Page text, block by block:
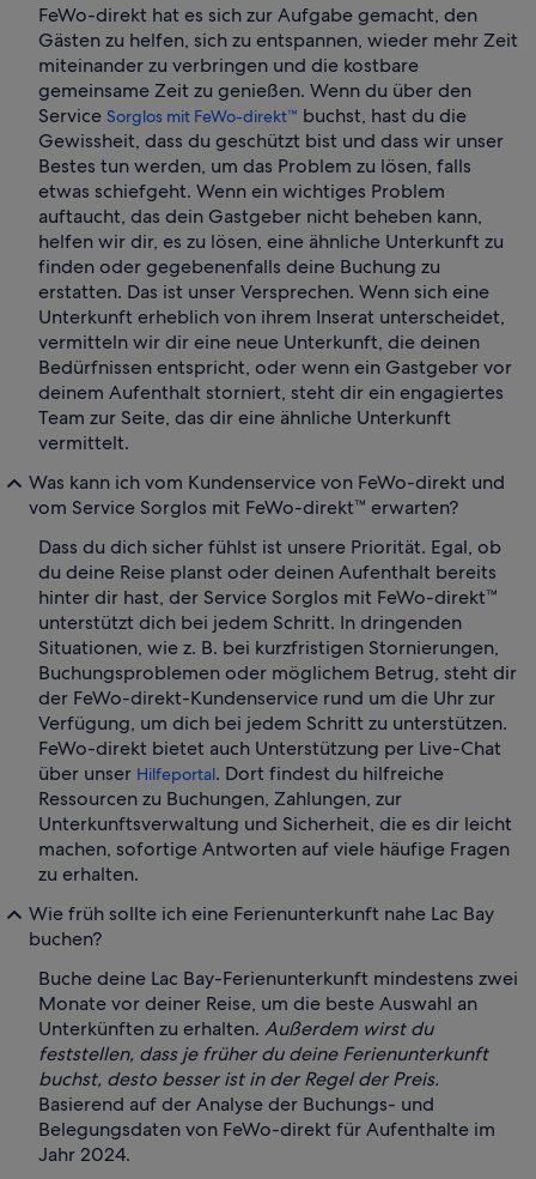
FeWo-direkt hat es sich zur Aufgabe gemacht, den
Gästen zu helfen, sich zu entspannen, wieder mehr Zeit
miteinander zu verbringen und die kostbare
gemeinsame Zeit zu genießen. Wenn du über den
Service Sorglos mit FeWo-direkt™ buchst, hast du die
Gewissheit, dass du geschützt bist und dass wir unser
Bestes tun werden, um das Problem zu lösen, falls
etwas schiefgeht. Wenn ein wichtiges Problem
auftaucht, das dein Gastgeber nicht beheben kann,
helfen wir dir, es zu lösen, eine ähnliche Unterkunft zu
finden oder gegebenenfalls deine Buchung zu
erstatten. Das ist unser Versprechen. Wenn sich eine
Unterkunft erheblich von ihrem Inserat unterscheidet,
vermitteln wir dir eine neue Unterkunft, die deinen
Bedürfnissen entspricht, oder wenn ein Gastgeber vor
deinem Aufenthalt storniert, steht dir ein engagiertes
Team zur Seite, das dir eine ähnliche Unterkunft
vermittelt.
Was kann ich vom Kundenservice von FeWo-direkt und
vom Service Sorglos mit FeWo-direkt™ erwarten?
Dass du dich sicher fühlst ist unsere Priorität. Egal, ob
du deine Reise planst oder deinen Aufenthalt bereits
hinter dir hast, der Service Sorglos mit FeWo-direkt™
unterstützt dich bei jedem Schritt. In dringenden
Situationen, wie z. B. bei kurzfristigen Stornierungen,
Buchungsproblemen oder möglichem Betrug, steht dir
der FeWo-direkt-Kundenservice rund um die Uhr zur
Verfügung, um dich bei jedem Schritt zu unterstützen.
FeWo-direkt bietet auch Unterstützung per Live-Chat
über unser Hilfeportal. Dort findest du hilfreiche
Ressourcen zu Buchungen, Zahlungen, zur
Unterkunftsverwaltung und Sicherheit, die es dir leicht
machen, sofortige Antworten auf viele häufige Fragen
zu erhalten.
Wie früh sollte ich eine Ferienunterkunft nahe Lac Bay
buchen?
Buche deine Lac Bay-Ferienunterkunft mindestens zwei
Monate vor deiner Reise, um die beste Auswahl an
Unterkünften zu erhalten. Außerdem wirst du
feststellen, dass je früher du deine Ferienunterkunft
buchst, desto besser ist in der Regel der Preis.
Basierend auf der Analyse der Buchungs- und
Belegungsdaten von FeWo-direkt für Aufenthalte im
Jahr 2024.